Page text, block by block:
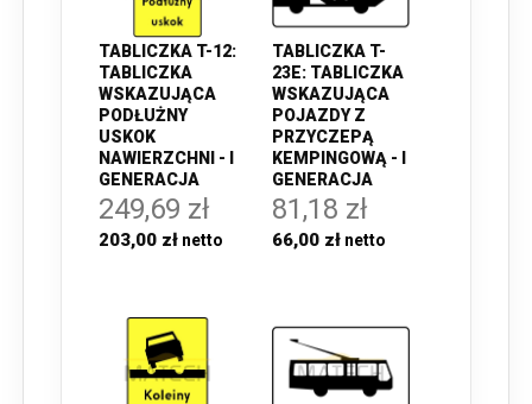
TABLICZKA T-12:
TABLICZKA
WSKAZUJĄCA
PODŁUŻNY
USKOK
NAWIERZCHNI - I
GENERACJA
249,69 zł
203,00 zł
TABLICZKA T-
23E: TABLICZKA
WSKAZUJĄCA
POJAZDY Z
PRZYCZEPĄ
KEMPINGOWĄ - I
GENERACJA
81,18 zł
66,00 zł